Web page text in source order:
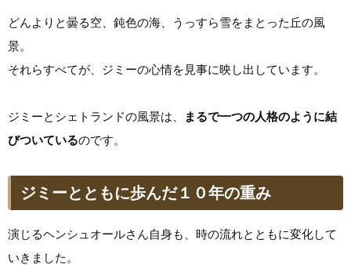
どんよりと曇る空、鈍色の海、うっすら雪をまとった丘の風
景。
それらすべてが、ジミーの心情を見事に映し出しています。
ジミーとシェトランドの風景は、
まるで一つの人格のように結
びついているのです。
ジミーとともに歩んだ１０年の重み
演じるヘンシュオールさん自身も、時の流れとともに変化して
いきました。